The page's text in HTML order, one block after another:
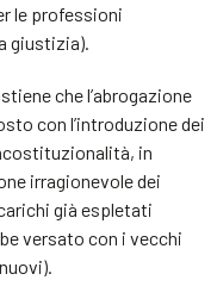
le professioni
giustizia).
che l’abrogazione
con l’introduzione dei
in
irragionevole dei
già espletati
versato con i vecchi